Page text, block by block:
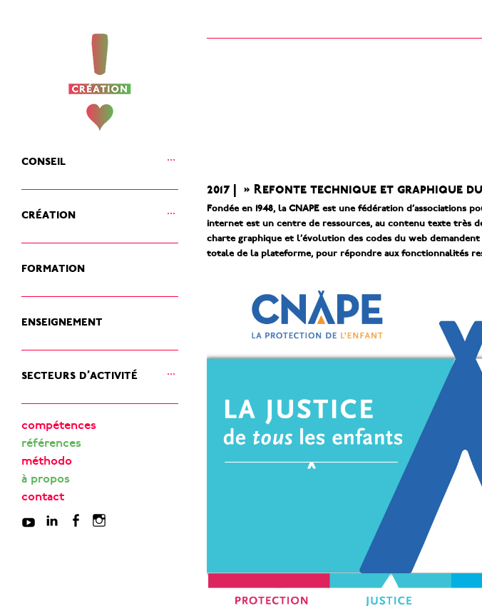
conseil
menu
création
menu
formation
enseignement
secteurs d’activité
menu
compétences
références
méthodo
à propos
contact
YoutubelinkedinFacebookInstagram
2017 | » Refonte technique et graphique
Fondée en 1948, la CNAPE est une fédération d’associations
internet est un centre de ressources, au contenu texte très
charte graphique et l’évolution des codes du web
totale de la plateforme, pour répondre aux fonctionnalités